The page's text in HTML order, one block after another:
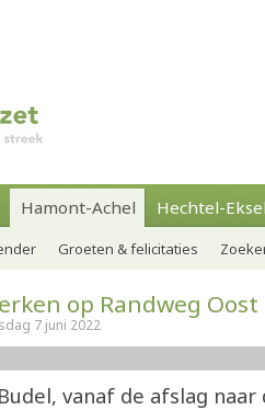
Hamont-Achel Hechtel-
Groeten & felicitaties
op Randweg
7 juni 2022
vanaf de afslag